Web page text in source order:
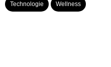
Technologie Wellness